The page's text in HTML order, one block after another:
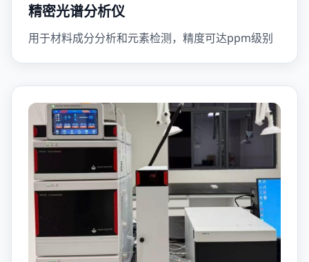
精密光谱分析仪
用于材料成分分析和元素检测，精度可达ppm级别